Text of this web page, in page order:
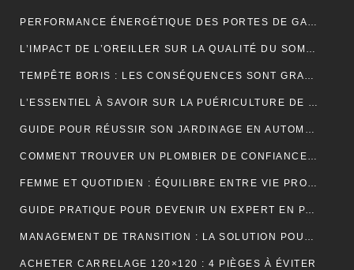
PERFORMANCE ÉNERGÉTIQUE DES PORTES DE GARAGE ENROULABLES : ALUMINIUM, PVC OU ACIER ?
L’IMPACT DE L’OREILLER SUR LA QUALITÉ DU SOMMEIL : CE QUE VOUS DEVEZ SAVOIR POUR OPTIMISER VOTRE REPOS
TEMPÊTE BORIS : LES CONSÉQUENCES SONT GRAVES DANS CERTAINS PAYS EUROPÉENS
L’ESSENTIEL À SAVOIR SUR LA PUÉRICULTURE DE L’ENFANT
GUIDE POUR RÉUSSIR SON JARDINAGE EN AUTOMNE
COMMENT TROUVER UN PLOMBIER DE CONFIANCE À BORDEAUX ?
FEMME ET QUOTIDIEN : ÉQUILIBRE ENTRE VIE PROFESSIONNELLE ET PERSONNELLE
GUIDE PRATIQUE POUR DEVENIR UN EXPERT EN PARIS ET EN JEUX
MANAGEMENT DE TRANSITION : LA SOLUTION POUR RÉUSSIR LES TRANSFORMATIONS COMPLEXES EN ENTREPRISE
ACHETER CARRELAGE 120×120 : 4 PIÈGES À ÉVITER